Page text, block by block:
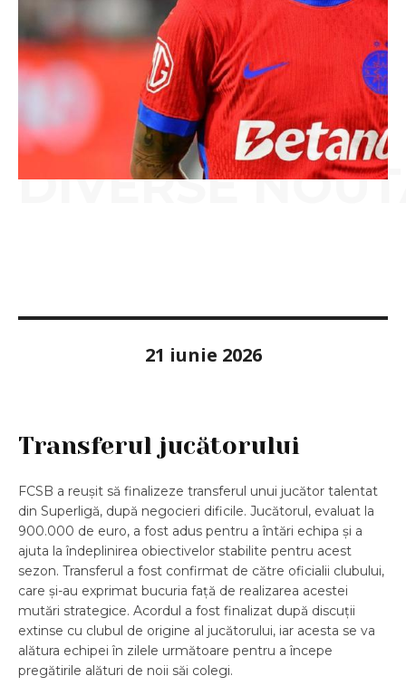
DIVERSE
21 iunie 2026
Transferul jucătorului
FCSB a reușit să finalizeze transferul unui jucător talentat
din Superligă, după negocieri dificile. Jucătorul, evaluat la
900.000 de euro, a fost adus pentru a întări echipa și a
ajuta la îndeplinirea obiectivelor stabilite pentru acest
sezon. Transferul a fost confirmat de către oficialii clubului,
care și-au exprimat bucuria față de realizarea acestei
mutări strategice. Acordul a fost finalizat după discuții
extinse cu clubul de origine al jucătorului, iar acesta se va
alătura echipei în zilele următoare pentru a începe
pregătirile alături de noii săi colegi.